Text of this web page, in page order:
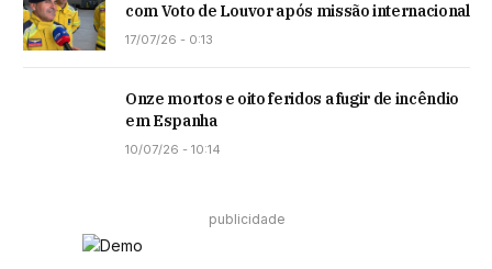
com Voto de Louvor após missão internacional
17/07/26 - 0:13
Onze mortos e oito feridos a fugir de incêndio
em Espanha
10/07/26 - 10:14
publicidade